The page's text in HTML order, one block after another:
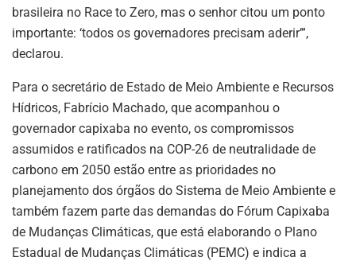
brasileira no Race to Zero, mas o senhor citou um ponto
importante: ‘todos os governadores precisam aderir’”,
declarou.
Para o secretário de Estado de Meio Ambiente e Recursos
Hídricos, Fabrício Machado, que acompanhou o
governador capixaba no evento, os compromissos
assumidos e ratificados na COP-26 de neutralidade de
carbono em 2050 estão entre as prioridades no
planejamento dos órgãos do Sistema de Meio Ambiente e
também fazem parte das demandas do Fórum Capixaba
de Mudanças Climáticas, que está elaborando o Plano
Estadual de Mudanças Climáticas (PEMC) e indica a